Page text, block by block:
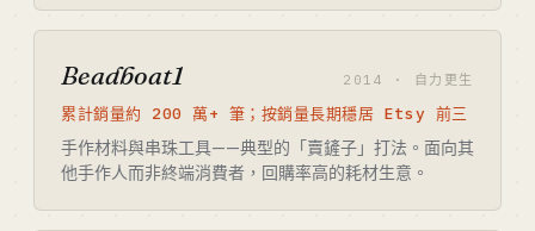
Beadboat1 2014 · 自力更生
累計銷量約 200 萬+ 筆；按銷量長期穩居 Etsy 前三
手作材料與串珠工具——典型的「賣鏟子」打法。面向其
他手作人而非終端消費者，回購率高的耗材生意。